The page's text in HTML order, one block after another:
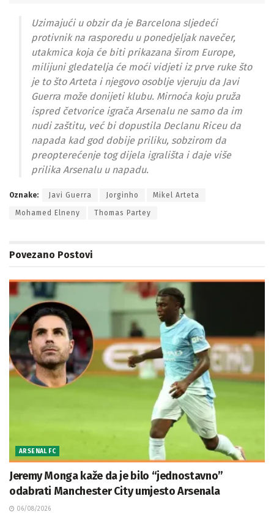
Uzimajući u obzir da je Barcelona sljedeći
protivnik na rasporedu u ponedjeljak navečer,
utakmica koja će biti prikazana širom Europe,
milijuni gledatelja će moći vidjeti iz prve ruke što
je to što Arteta i njegovo osoblje vjeruju da Javi
Guerra može donijeti klubu. Mirnoća koju pruža
ispred četvorice igrača Arsenalu ne samo da im
nudi zaštitu, već bi dopustila Declanu Riceu da
napada kad god dobije priliku, sobzirom da
preopterećenje tog dijela igrališta i daje više
prilika Arsenalu u napadu.
Oznake: Javi Guerra Jorginho Mikel Arteta
Mohamed Elneny Thomas Partey
Povezano Postovi
ARSENAL FC
Jeremy Monga kaže da je bilo “jednostavno”
odabrati Manchester City umjesto Arsenala
06/08/2026